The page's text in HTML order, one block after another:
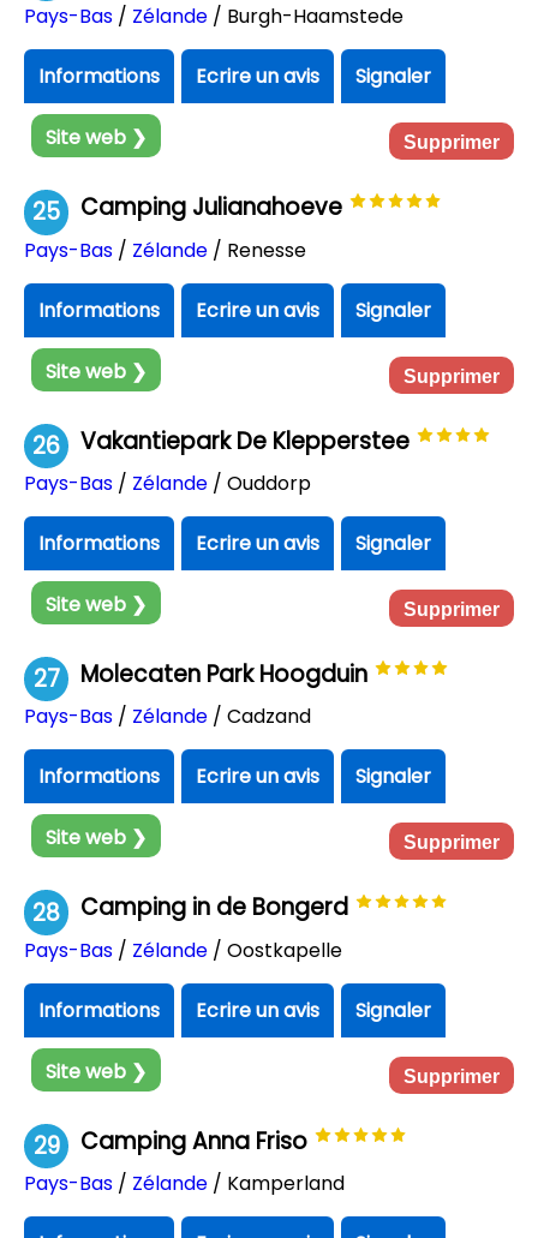
Pays-Bas / Zélande / Burgh-Haamstede
Informations Ecrire un avis Signaler
Site web ❯ Supprimer
25 Camping Julianahoeve
Pays-Bas / Zélande / Renesse
Informations Ecrire un avis Signaler
Site web ❯ Supprimer
26 Vakantiepark De Klepperstee
Pays-Bas / Zélande / Ouddorp
Informations Ecrire un avis Signaler
Site web ❯ Supprimer
27 Molecaten Park Hoogduin
Pays-Bas / Zélande / Cadzand
Informations Ecrire un avis Signaler
Site web ❯ Supprimer
28 Camping in de Bongerd
Pays-Bas / Zélande / Oostkapelle
Informations Ecrire un avis Signaler
Site web ❯ Supprimer
29 Camping Anna Friso
Pays-Bas / Zélande / Kamperland